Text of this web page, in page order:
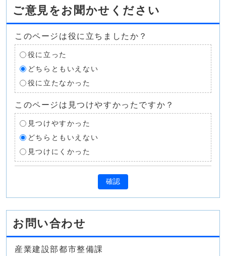
ご意見をお聞かせください
このページは役に立ちましたか？
役に立った
どちらともいえない
役に立たなかった
このページは見つけやすかったですか？
見つけやすかった
どちらともいえない
見つけにくかった
確認
お問い合わせ
産業建設部都市整備課